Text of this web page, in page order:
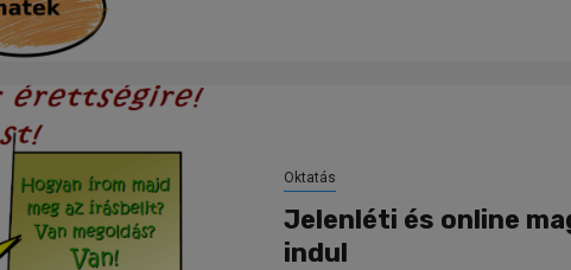
Oktatás
Jelenléti és online
indul